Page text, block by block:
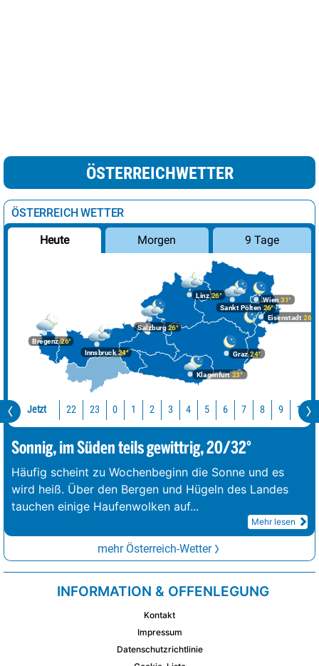
ÖSTERREICHWETTER
ÖSTERREICH WETTER
Heute Morgen 9 Tage
Bregenz26°
Graz24°
Innsbruck24°
Klagenfurt 23°
Linz26°
Salzburg26°
Wien 31°
Eisenstadt 26°
Sankt Pölten 26°
Jetzt 22 23 0 1 2 3 4 5 6 7 8 9 10
Sonnig, im Süden teils gewittrig, 20/32°
Häufig scheint zu Wochenbeginn die Sonne und es
wird heiß. Über den Bergen und Hügeln des Landes
tauchen einige Haufenwolken auf...
Mehr lesen
mehr Österreich-Wetter
INFORMATION & OFFENLEGUNG
Kontakt
Impressum
Datenschutzrichtlinie